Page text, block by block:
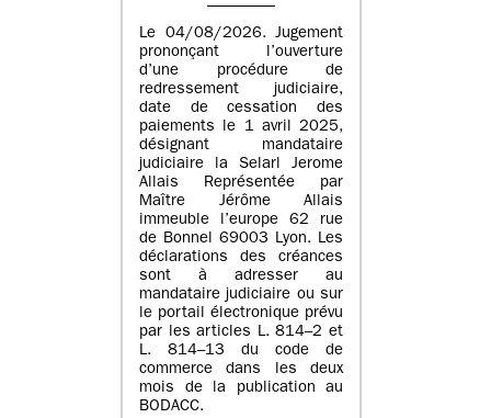
Le 04/08/2026. Jugement
prononçant l’ouverture
d’une procédure de
redressement judiciaire,
date de cessation des
paiements le 1 avril 2025,
désignant mandataire
judiciaire la Selarl Jerome
Allais Représentée par
Maître Jérôme Allais
immeuble l’europe 62 rue
de Bonnel 69003 Lyon. Les
déclarations des créances
sont à adresser au
mandataire judiciaire ou sur
le portail électronique prévu
par les articles L. 814–2 et
L. 814–13 du code de
commerce dans les deux
mois de la publication au
BODACC.